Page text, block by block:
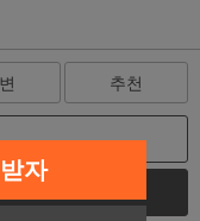
추천
자